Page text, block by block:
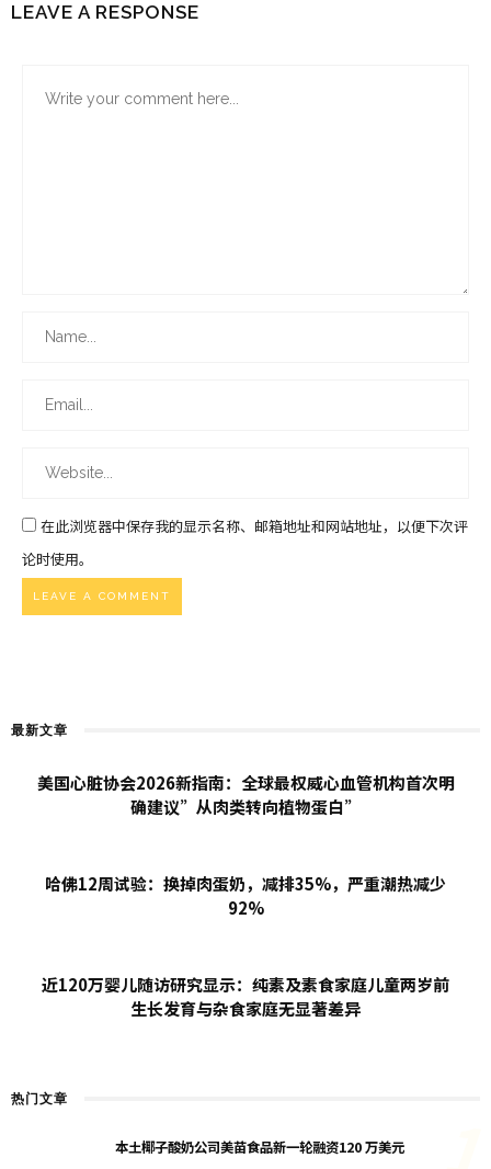
LEAVE A RESPONSE
在此浏览器中保存我的显示名称、邮箱地址和网站地址，以便下次评
论时使用。
最新文章
美国心脏协会2026新指南：全球最权威心血管机构首次明
确建议”从肉类转向植物蛋白”
哈佛12周试验：换掉肉蛋奶，减排35%，严重潮热减少
92%
近120万婴儿随访研究显示：纯素及素食家庭儿童两岁前
生长发育与杂食家庭无显著差异
热门文章
本土椰子酸奶公司美苗食品新一轮融资120 万美元